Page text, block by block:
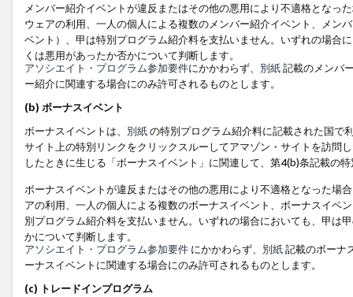
メンバー紹介イベントが違反またはその他の悪用により不適格となっ
ウェアの利用、一人の個人による複数のメンバー紹介イベント、メン
ベント）、甲は特別プログラム紹介料を支払いません。いずれの場合
くは悪用があったか否かについて判断します。
アソシエイト・プログラム参加要件にかかわらず、 別紙記載のメンバ
ー紹介に関連する場合にのみ許可されるものとします。
(b) ボーナスイベント
ボーナスイベントは、 別紙の特別プログラム紹介料に記載された国で
サイト上の特別リンクをクリックスルーしてアマゾン・サイトを訪問
したときに生じる「ボーナスイベント」に関連して、第4(b)条記載の
ボーナスイベントが違反またはその他の悪用により不適格となった場
アの利用、一人の個人による複数のボーナスイベント、ボーナスイベ
別プログラム紹介料を支払いません。いずれの場合においても、甲は
かについて判断します。
アソシエイト・プログラム参加要件 にかかわらず、 別紙記載のボーナ
ーナスイベントに関連する場合にのみ許可されるものとします。
(c) トレードインプログラム